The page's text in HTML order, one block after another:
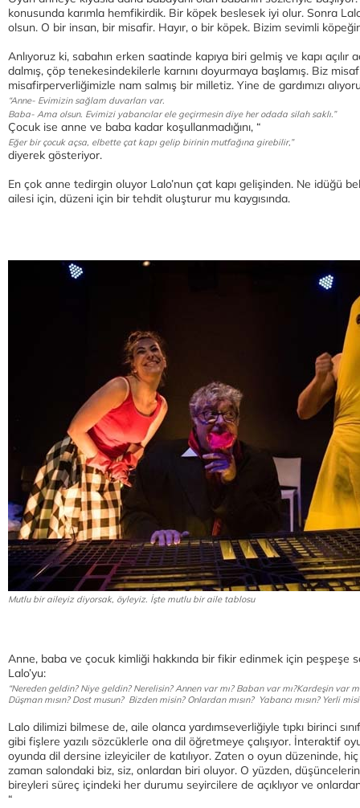
konusunda karımla hemfikirdik. Bir köpek beslesek iyi olur. Sonra
olsun. O bir insan, bir misafir. Hayır, o bir köpek. Bizim sevimli
Anlıyoruz ki, sabahın erken saatinde kapıya biri gelmiş ve kapı
dalmış, çöp tenekesindekilerle karnını doyurmaya başlamış. Biz
misafirperverliğimizle nam salmış bir milletiz. Yine de gardımızı
“Anne- Evimizin sağlam duvarları var.
Baba- Ama olsun. Evimizi yabancılar ele geçirmesin diye her odada silah saklı.”
Çocuk ise anne ve baba kadar koşullanmadığını, “
Eğer bir çocuk açsa, elbette çat kapı gelip birinin mutfağına girebilir,”
diyerek gösteriyor.
En çok anne tedirgin oluyor Lalo’nun çat kapı gelişinden. Ne idüğü
ailesi için, düzeni için bir tehdit oluşturur mu kaygısında.
Mutlu bir aileyiz diyorsak, öyleyiz. İşte mutlu bir aile tablosu
Anne, baba ve çocuk kimliği hakkında bir fikir edinmek için peşpeşe
Lalo’yu:
“Nereden geldin? Niye geldin? Nerelisin? Annen var mı? Baban var mı?Kardeşin var
Düşman mısın? Dost musun? Bizden misin? Onlardan mısın? Yabancı mısın? Yerli
Lalo dilimizi bilmese de, aile olanca yardımseverliğiyle tıpkı birinci
gibi fişlere yazılı sözcüklerle ona dil öğretmeye çalışıyor. İnteraktif
oyunda dil dersine izleyiciler de katılıyor. Zaten o oyun düzeninde,
zaman salondaki biz, siz, onlardan biri oluyor. O yüzden,
bireyleri süreç içindeki her durumu seyircilere de açıklıyor ve
“